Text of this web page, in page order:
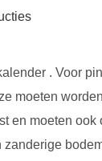
. Voor
moeten
en moeten ook